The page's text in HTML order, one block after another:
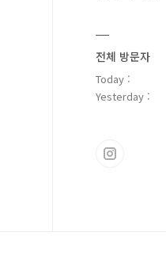
전체 방문자
Today :
Yesterday :